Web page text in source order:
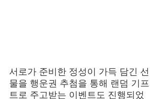
서로가 준비한 정성이 가득 담긴 선
물을 행운권 추첨을 통해 랜덤 기프
트로 주고받는 이벤트도 진행되었